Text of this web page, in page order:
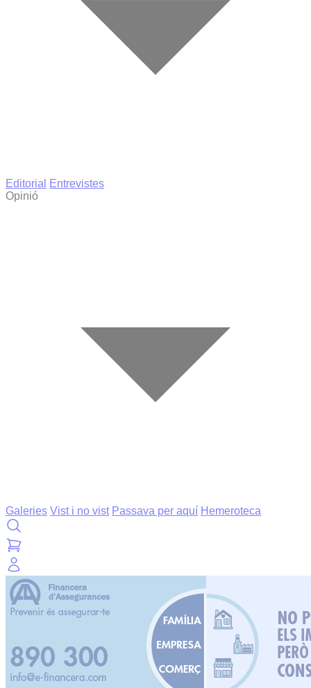
Editorial
Entrevistes
Opinió
Galeries Vist i no vist Passava per aquí Hemeroteca